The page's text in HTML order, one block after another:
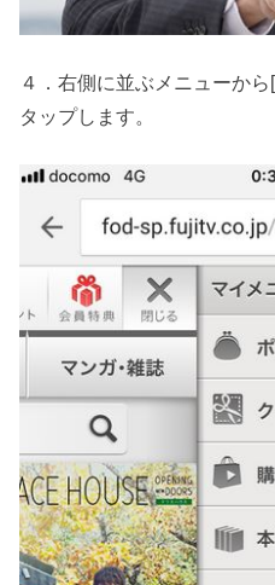
４．右側に並ぶメニューから[
タップします。